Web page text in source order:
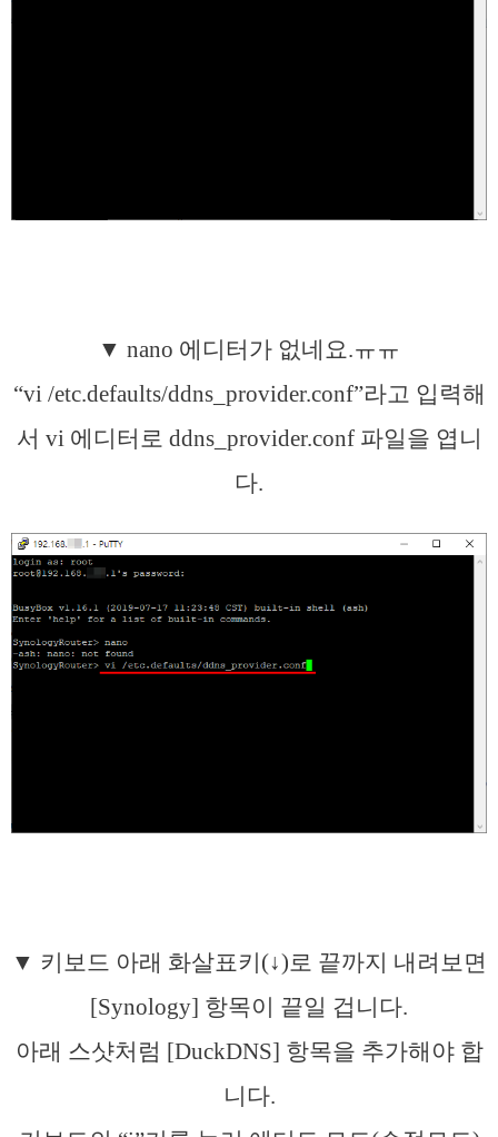
▼ nano 에디터가 없네요.ㅠㅠ
“vi /etc.defaults/ddns_provider.conf”라고 입력해
서 vi 에디터로 ddns_provider.conf 파일을 엽니
다.
▼ 키보드 아래 화살표키(↓)로 끝까지 내려보면
[Synology] 항목이 끝일 겁니다.
아래 스샷처럼 [DuckDNS] 항목을 추가해야 합
니다.